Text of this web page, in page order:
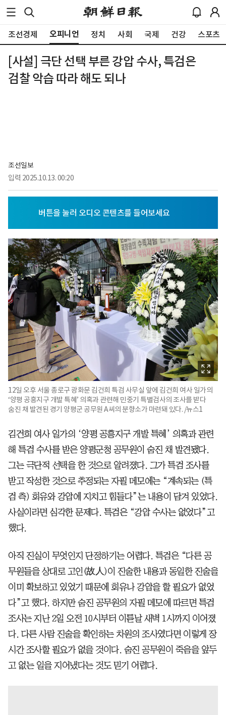
조선경제 오피니언 정치 사회 국제 건강 스포츠
[사설] 극단 선택 부른 강압 수사, 특검은
검찰 악습 따라 해도 되나
조선일보
입력 2025.10.13. 00:20
12일 오후 서울 종로구 광화문 김건희 특검 사무실 앞에 김건희 여사 일가의
‘양평 공흥지구 개발 특혜’ 의혹과 관련해 민중기 특별검사의 조사를 받다
숨진 채 발견된 경기 양평군 공무원 A씨의 분향소가 마련돼 있다. /뉴스1
김건희 여사 일가의 ‘양평 공흥지구 개발 특혜’ 의혹과 관련
해 특검 수사를 받은 양평군청 공무원이 숨진 채 발견됐다.
그는 극단적 선택을 한 것으로 알려졌다. 그가 특검 조사를
받고 작성한 것으로 추정되는 자필 메모에는 “계속되는 (특
검 측) 회유와 강압에 지치고 힘들다”는 내용이 담겨 있었다.
사실이라면 심각한 문제다. 특검은 “강압 수사는 없었다”고
했다.
아직 진실이 무엇인지 단정하기는 어렵다. 특검은 “다른 공
무원들을 상대로 고인(故人)이 진술한 내용과 동일한 진술을
이미 확보하고 있었기 때문에 회유나 강압을 할 필요가 없었
다”고 했다. 하지만 숨진 공무원의 자필 메모에 따르면 특검
조사는 지난 2일 오전 10시부터 이튿날 새벽 1시까지 이어졌
다. 다른 사람 진술을 확인하는 차원의 조사였다면 이렇게 장
시간 조사할 필요가 없을 것이다. 숨진 공무원이 죽음을 앞두
고 없는 일을 지어냈다는 것도 믿기 어렵다.